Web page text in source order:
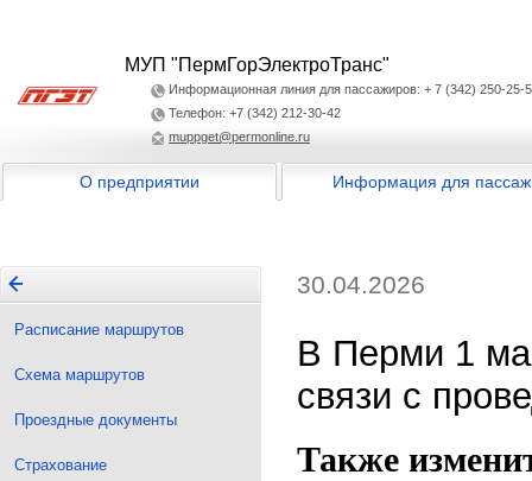
МУП "ПермГорЭлектроТранс"
Информационная линия для пассажиров: + 7 (342) 250-25-
Телефон: +7 (342) 212-30-42
muppget@permonline.ru
О предприятии Информация для
Расписание маршрутов
Схема маршрутов
Проездные документы
Страхование
30.04.2026
В Перми 1
связи с
Также